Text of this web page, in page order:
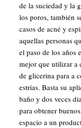
de la suciedad y la
los poros, también
casos de acné y
aquellas personas
el paso de los años
mejor que utilizar a
de glicerina para a
estrías. Basta su
baño y dos veces
para obtener
espacio a un